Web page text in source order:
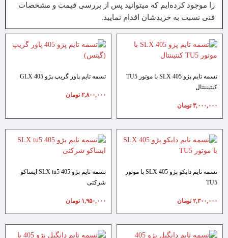
را موجود کرده‌ایم که میتوانید پس از بررسی قیمت و مشخصات
فنی نسبت به خریدشان اقدام نمایید.
تسمه تایم پژو 405 SLX با موتور TU5
کنتیننتال
۳,۰۰۰,۰۰۰ تومان
تسمه تایم پاور گریپ پژو 405 GLX
۲,۸۰۰,۰۰۰ تومان
تسمه تایم دایکو پژو 405 SLX با موتور
TU5
۲,۳۰۰,۰۰۰ تومان
تسمه تایم پژو 405 SLX tu5 ایساکو
شرکتی
۱,۹۵۰,۰۰۰ تومان